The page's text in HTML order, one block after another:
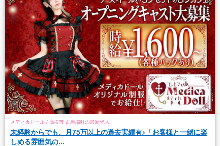
メディカドール / 高松市 古馬場町の最新求人
未経験からでも、月75万以上の過去実績有♪「お客様と一緒に楽
しめる雰囲気の...